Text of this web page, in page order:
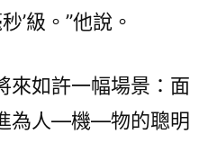
’級。”他說。
來如許一幅場景：面
為人—機—物的聰明